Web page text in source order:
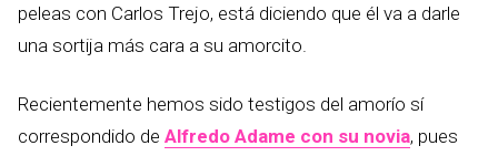
peleas con Carlos Trejo, está diciendo que él va a darle
una sortija más cara a su amorcito.
Recientemente hemos sido testigos del amorío sí
correspondido de Alfredo Adame con su novia, pues